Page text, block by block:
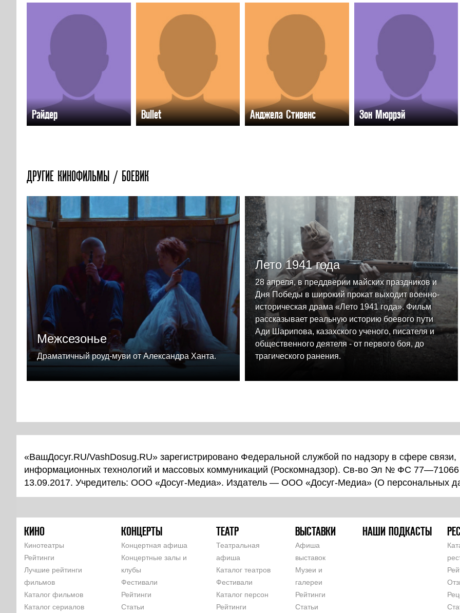
Райдер Bullet Анджела Стивенс Зон Мюррэй
ДРУГИЕ КИНОФИЛЬМЫ / БОЕВИК
Межсезонье
Драматичный роуд-муви от Александра Ханта.
Лето 1941 года
28 апреля, в преддверии майских праздников и
Дня Победы в широкий прокат выходит военно-
историческая драма «Лето 1941 года». Фильм
рассказывает реальную историю боевого пути
Ади Шарипова, казахского ученого, писателя и
общественного деятеля - от первого боя, до
трагического ранения.
«ВашДосуг.RU/VashDosug.RU» зарегистрировано Федеральной службой по надзору в сфере связи,
информационных технологий и массовых коммуникаций (Роскомнадзор). Св-во Эл № ФС 77—71066
13.09.2017. Учредитель: ООО «Досуг-Медиа». Издатель — ООО «Досуг-Медиа» (О персональных
КИНО
Кинотеатры
Рейтинги
Лучшие рейтинги
фильмов
Каталог фильмов
Каталог сериалов
КОНЦЕРТЫ
Концертная афиша
Концертные залы и
клубы
Фестивали
Рейтинги
Статьи
ТЕАТР
Театральная
афиша
Каталог театров
Фестивали
Каталог персон
Рейтинги
ВЫСТАВКИ
Афиша
выставок
Музеи и
галереи
Рейтинги
Статьи
НАШИ ПОДКАСТЫ